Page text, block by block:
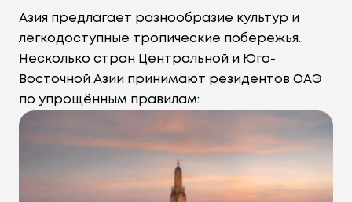
Азия предлагает разнообразие культур и
легкодоступные тропические побережья.
Несколько стран Центральной и Юго-
Восточной Азии принимают резидентов ОАЭ
по упрощённым правилам: